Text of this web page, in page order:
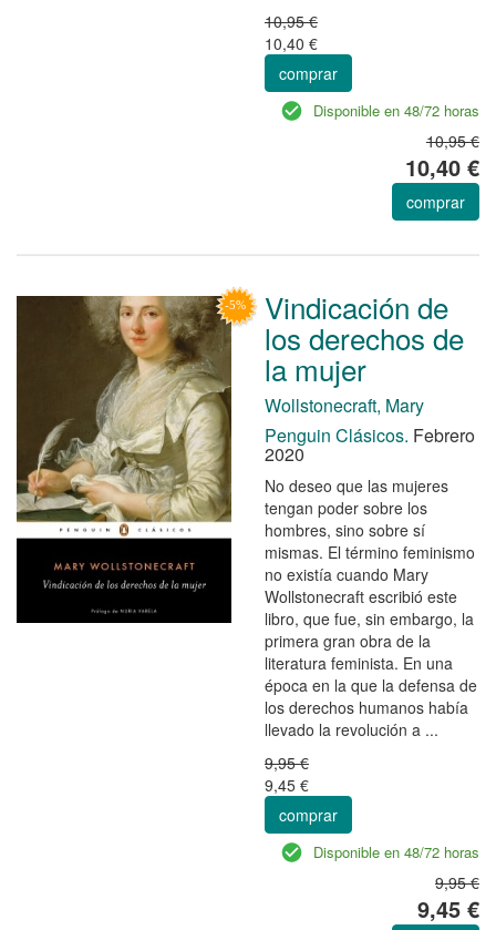
10,95 €
10,40 €
comprar
Disponible en 48/72 horas
10,95 €
10,40 €
comprar
Vindicación de
los derechos de
la mujer
Wollstonecraft, Mary
Penguin Clásicos. Febrero
2020
No deseo que las mujeres
tengan poder sobre los
hombres, sino sobre sí
mismas. El término feminismo
no existía cuando Mary
Wollstonecraft escribió este
libro, que fue, sin embargo, la
primera gran obra de la
literatura feminista. En una
época en la que la defensa de
los derechos humanos había
llevado la revolución a ...
9,95 €
9,45 €
comprar
Disponible en 48/72 horas
9,95 €
9,45 €